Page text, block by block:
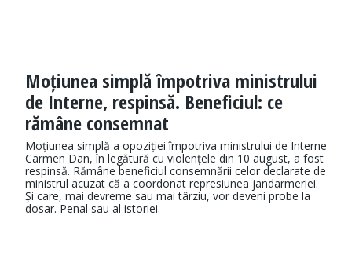
Moțiunea simplă împotriva ministrului
de Interne, respinsă. Beneficiul: ce
rămâne consemnat
Moțiunea simplă a opoziției împotriva ministrului de Interne
Carmen Dan, în legătură cu violențele din 10 august, a fost
respinsă. Rămâne beneficiul consemnării celor declarate de
ministrul acuzat că a coordonat represiunea jandarmeriei.
Și care, mai devreme sau mai târziu, vor deveni probe la
dosar. Penal sau al istoriei.